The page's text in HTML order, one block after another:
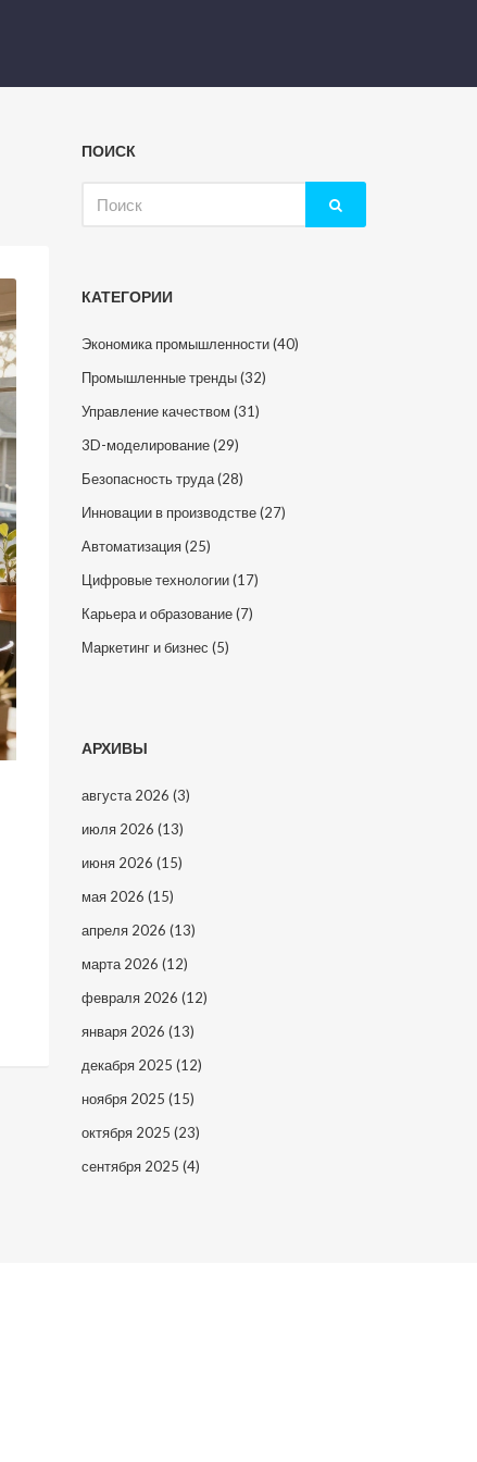
ПОИСК
КАТЕГОРИИ
Экономика промышленности(40)
Промышленные тренды(32)
Управление качеством (31)
3D-моделирование(29)
Безопасность труда(28)
Инновации в производстве(27)
Автоматизация(25)
Цифровые технологии(17)
Карьера и образование(7)
Маркетинг и бизнес (5)
АРХИВЫ
августа 2026 (3)
июля 2026 (13)
июня 2026 (15)
мая 2026 (15)
апреля 2026 (13)
марта 2026 (12)
февраля 2026 (12)
января 2026 (13)
декабря 2025 (12)
ноября 2025 (15)
октября 2025 (23)
сентября 2025 (4)